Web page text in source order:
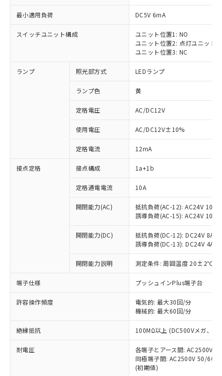
最小適用負荷 DC5V 6mA
スイッチユニット構成
ユニット位置1: NO
ユニット位置2: 点灯ユニット
ユニット位置3: NC
ランプ 照光部方式 LEDランプ
ランプ色 黄
定格電圧 AC/DC12V
使用電圧 AC/DC12V±10%
定格電流 12mA
接点定格 接点構成 1a+1b
定格通電電流 10A
開閉能力(AC)
抵抗負荷(AC-12): AC24V 10A/
誘導負荷(AC-15): AC24V
開閉能力(DC)
抵抗負荷(DC-12): DC24V 8A/
誘導負荷(DC-13): DC24V 4A/
開閉能力説明 測定条件: 周囲温度 20±2℃、
端子仕様 プッシュインPlus端子台
許容操作頻度
電気的: 最大30回/分
機械的: 最大60回/分
絶縁抵抗 100MΩ以上 (DC500Vメガ、点
耐電圧
各端子とアース間: AC2500V
同極端子間: AC2500V 50/
(初期値)
ご利用条件
ご利用ください。
本サービスは、当社制御機器事業取扱
商品の当社在庫状況および標準価格
(税抜)を提供させていただくもので
当社制御機器事業取扱商品の中には、
本サービスの対象外となる商品もある
ことをご了承ください。
在庫状況および標準価格照会結果は、
対応済み：EU RoHS指令（10物質）の
非含有に対応した製品が提供可能な商品で
対応予定：EU RoHS指令（10物質）の非含
有に対応した製品に切り替える予定のある
対応予定なし：EU RoHS指令（10物質）の
非含有に非対応の商品で、対応品を出す予
定はありません。
調査・確認中：EU RoHS指令（10物質）の
非含有の対応状況を調査中または確認中の
害物質有無と関係のない商品です。
仕入先様の事情により、非含有部品として
いたものが、含有品と判明した場合などや
むを得ず変更することがあります。
※1 中国RoHS○×表
「○」：最大均質材料含有率が中国RoHSの
基準値以下であることを示します。
「×」：最大均質材料含有率が中国RoHSの
基準値を超えていることを示します。
「－」：未確認です。当社販売部門へお問
当社は、これら貴社製品のうち、外国
為替および外国貿易法に定める商品